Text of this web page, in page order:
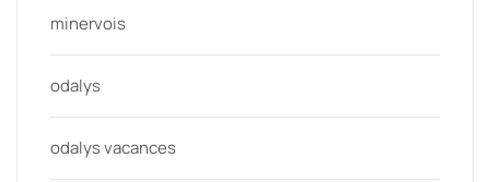
minervois
odalys
odalys vacances